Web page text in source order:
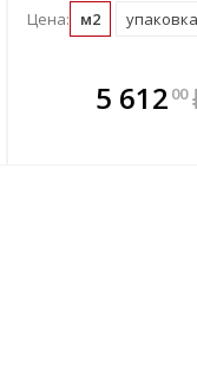
В комплекте
всегда
Цена: м2
5 612 00
В
всегда